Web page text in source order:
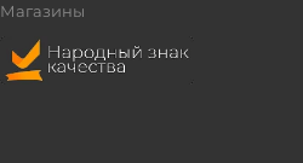
Магазины